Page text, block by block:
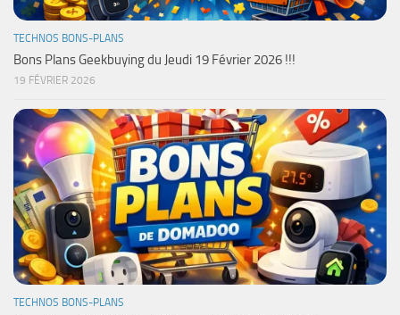
TECHNOS BONS-PLANS
Bons Plans Geekbuying du Jeudi 19 Février 2026 !!!
19 FÉVRIER 2026
TECHNOS BONS-PLANS